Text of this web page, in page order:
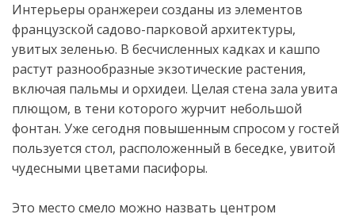
Интерьеры оранжереи созданы из элементов
французской садово-парковой архитектуры,
увитых зеленью. В бесчисленных кадках и кашпо
растут разнообразные экзотические растения,
включая пальмы и орхидеи. Целая стена зала увита
плющом, в тени которого журчит небольшой
фонтан. Уже сегодня повышенным спросом у гостей
пользуется стол, расположенный в беседке, увитой
чудесными цветами пасифоры.
Это место смело можно назвать центром